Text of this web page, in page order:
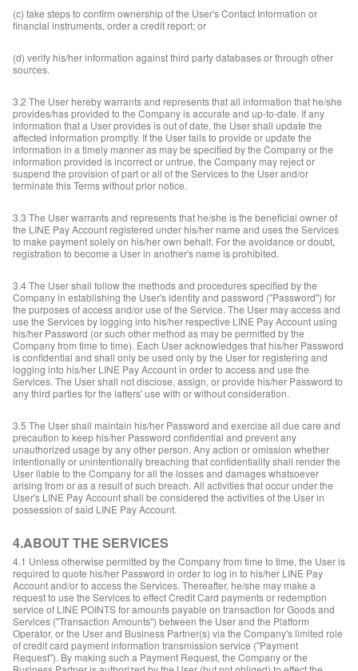
(c) take steps to confirm ownership of the User's Contact Information or
financial instruments, order a credit report; or
(d) verify his/her information against third party databases or through other
sources.
3.2 The User hereby warrants and represents that all information that he/she
provides/has provided to the Company is accurate and up-to-date. If any
information that a User provides is out of date, the User shall update the
affected information promptly. If the User fails to provide or update the
information in a timely manner as may be specified by the Company or the
information provided is incorrect or untrue, the Company may reject or
suspend the provision of part or all of the Services to the User and/or
terminate this Terms without prior notice.
3.3 The User warrants and represents that he/she is the beneficial owner of
the LINE Pay Account registered under his/her name and uses the Services
to make payment solely on his/her own behalf. For the avoidance or doubt,
registration to become a User in another's name is prohibited.
3.4 The User shall follow the methods and procedures specified by the
Company in establishing the User's identity and password ("Password") for
the purposes of access and/or use of the Service. The User may access and
use the Services by logging into his/her respective LINE Pay Account using
his/her Password (or such other method as may be permitted by the
Company from time to time). Each User acknowledges that his/her Password
is confidential and shall only be used only by the User for registering and
logging into his/her LINE Pay Account in order to access and use the
Services. The User shall not disclose, assign, or provide his/her Password to
any third parties for the latters' use with or without consideration.
3.5 The User shall maintain his/her Password and exercise all due care and
precaution to keep his/her Password confidential and prevent any
unauthorized usage by any other person. Any action or omission whether
intentionally or unintentionally breaching that confidentiality shall render the
User liable to the Company for all the losses and damages whatsoever
arising from or as a result of such breach. All activities that occur under the
User's LINE Pay Account shall be considered the activities of the User in
possession of said LINE Pay Account.
4.ABOUT THE SERVICES
4.1 Unless otherwise permitted by the Company from time to time, the User is
required to quote his/her Password in order to log in to his/her LINE Pay
Account and/or to access the Services. Thereafter, he/she may make a
request to use the Services to effect Credit Card payments or redemption
service of LINE POINTS for amounts payable on transaction for Goods and
Services ("Transaction Amounts") between the User and the Platform
Operator, or the User and Business Partner(s) via the Company's limited role
of credit card payment information transmission service ("Payment
Request"). By making such a Payment Request, the Company or the